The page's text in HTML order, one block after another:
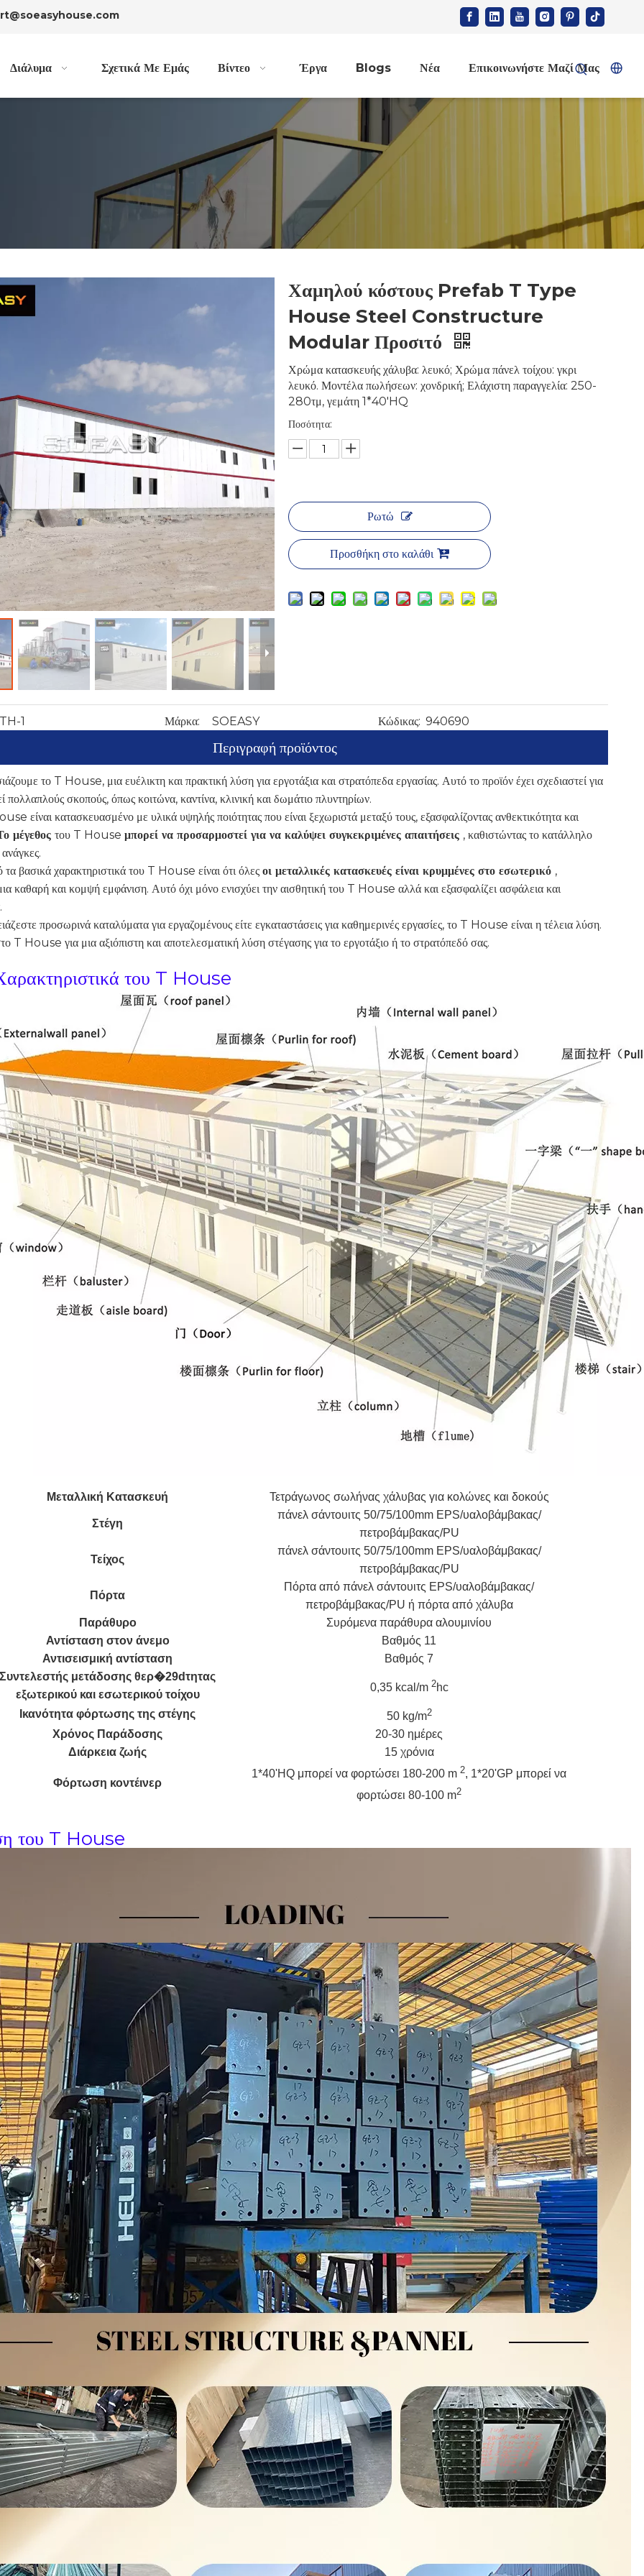
Διάλυμα Σχετικά Με Εμάς Βίντεο Έργα Blogs Νέα Επικοινωνήστε Μαζί Μας
Χαμηλού κόστους Prefab T Type
House Steel Constructure
Modular Προσιτό
Χρώμα κατασκευής χάλυβα: λευκό; Χρώμα πάνελ τοίχου: γκρι
λευκό. Μοντέλα πωλήσεων: χονδρική; Ελάχιστη παραγγελία: 250-
280τμ, γεμάτη 1*40'HQ
Ποσότητα:
Ρωτώ
Προσθήκη στο καλάθι
TH-1 Μάρκα: SOEASY Κώδικας: 940690
Περιγραφή προϊόντος
το T House, μια ευέλικτη και πρακτική λύση για εργοτάξια και στρατόπεδα εργασίας. Αυτό το προϊόν έχει σχεδιαστεί για
πολλαπλούς σκοπούς, όπως κοιτώνα, καντίνα, κλινική και δωμάτιο πλυντηρίων.
είναι κατασκευασμένο με υλικά υψηλής ποιότητας που είναι ξεχωριστά μεταξύ τους, εξασφαλίζοντας ανθεκτικότητα και
μέγεθος του T House μπορεί να προσαρμοστεί για να καλύψει συγκεκριμένες απαιτήσεις , καθιστώντας το κατάλληλο
βασικά χαρακτηριστικά του T House είναι ότι όλες οι μεταλλικές κατασκευές είναι κρυμμένες στο εσωτερικό ,
καθαρή και κομψή εμφάνιση. Αυτό όχι μόνο ενισχύει την αισθητική του T House αλλά και εξασφαλίζει ασφάλεια και
προσωρινά καταλύματα για εργαζομένους είτε εγκαταστάσεις για καθημερινές εργασίες, το T House είναι η τέλεια λύση.
T House για μια αξιόπιστη και αποτελεσματική λύση στέγασης για το εργοτάξιο ή το στρατόπεδό σας.
του T House
Μεταλλική Κατασκευή Τετράγωνος σωλήνας χάλυβας για κολώνες και δοκούς
Στέγη
πάνελ σάντουιτς 50/75/100mm EPS/υαλοβάμβακας/
πετροβάμβακας/PU
Τείχος
πάνελ σάντουιτς 50/75/100mm EPS/υαλοβάμβακας/
πετροβάμβακας/PU
Πόρτα
Πόρτα από πάνελ σάντουιτς EPS/υαλοβάμβακας/
πετροβάμβακας/PU ή πόρτα από χάλυβα
Παράθυρο
Συρόμενα παράθυρα αλουμινίου
Αντίσταση στον άνεμο
Βαθμός 11
Αντισεισμική αντίσταση
Βαθμός 7
Συντελεστής μετάδοσης θερ�29dτητας
εξωτερικού και εσωτερικού τοίχου
0,35 kcal/m 2hc
Ικανότητα φόρτωσης της στέγης 50 kg/m2
Χρόνος Παράδοσης
20-30 ημέρες
Διάρκεια ζωής
15 χρόνια
Φόρτωση κοντέινερ
1*40'HQ μπορεί να φορτώσει 180-200 m 2, 1*20'GP μπορεί να
φορτώσει 80-100 m2
του T House